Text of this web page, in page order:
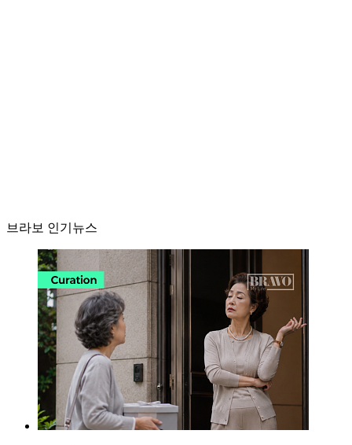
브라보 인기뉴스